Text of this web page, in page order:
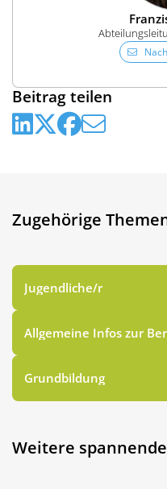
Beitrag teilen
Zugehörige
Jugendliche/r
Allgemeine Infos zur
Grundbildung
Weitere